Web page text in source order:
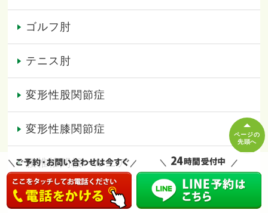
ゴルフ肘
テニス肘
変形性股関節症
変形性膝関節症
腰椎椎間板ヘルニア
産後の膝痛
ページの
先頭へ